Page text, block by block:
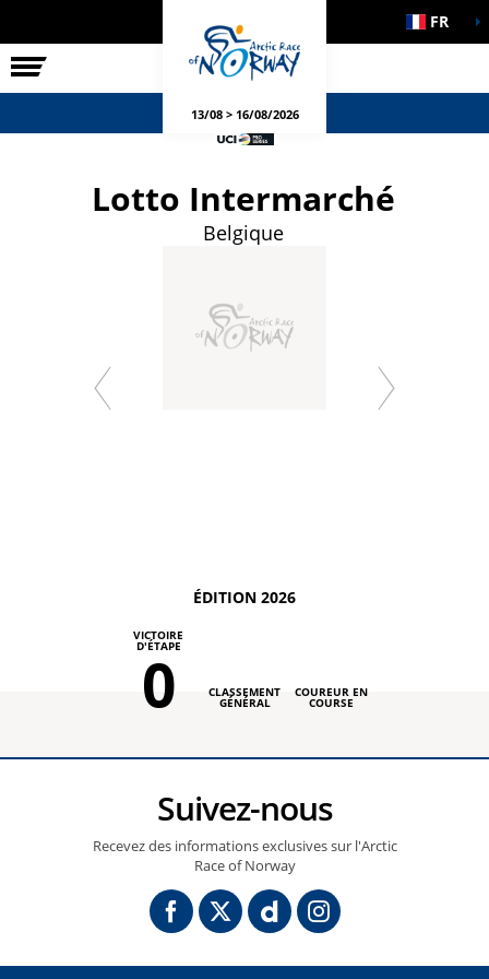
COURSE FR
13/08 > 16/08/2026
Lotto Intermarché
Belgique
ÉDITION 2026
VICTOIRE
D'ÉTAPE
0 CLASSEMENT
GÉNÉRAL
COUREUR EN
COURSE
Suivez-nous
Recevez des informations exclusives sur l'Arctic
Race of Norway